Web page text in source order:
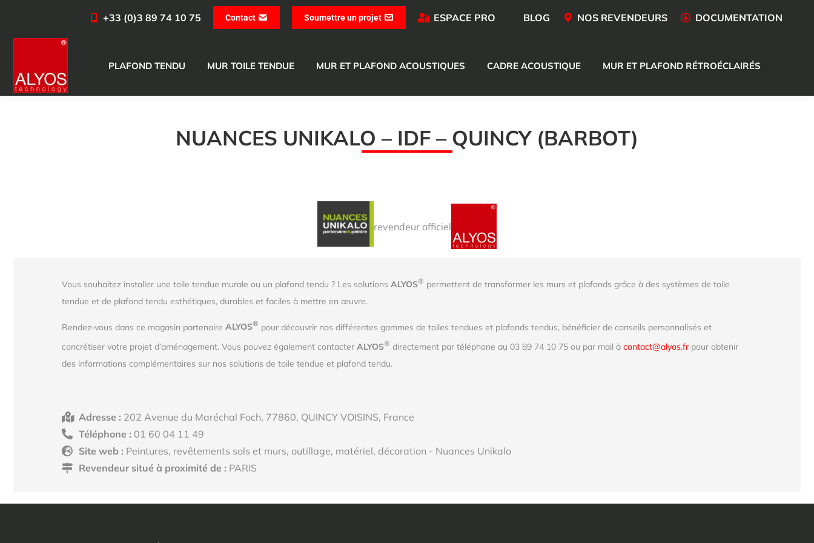
+33 (0)3 89 74 10 75 Contact Soumettre un projet ESPACE PRO BLOG NOS REVENDEURS DOCUMENTATION
PLAFOND TENDU MUR TOILE TENDUE MUR ET PLAFOND ACOUSTIQUES CADRE ACOUSTIQUE MUR ET PLAFOND RÉTROÉCLAIRÉS
NUANCES UNIKALO – IDF – QUINCY (BARBOT)
revendeur officiel
Vous souhaitez installer une toile tendue murale ou un plafond tendu ? Les solutions ALYOS® permettent de transformer les murs et plafonds grâce à des systèmes de toile
tendue et de plafond tendu esthétiques, durables et faciles à mettre en œuvre.
Rendez-vous dans ce magasin partenaire ALYOS® pour découvrir nos différentes gammes de toiles tendues et plafonds tendus, bénéficier de conseils personnalisés et
concrétiser votre projet d’aménagement. Vous pouvez également contacter ALYOS® directement par téléphone au 03 89 74 10 75 ou par mail à contact@alyos.fr pour obtenir
des informations complémentaires sur nos solutions de toile tendue et plafond tendu.
Adresse : 202 Avenue du Maréchal Foch, 77860, QUINCY VOISINS, France
Téléphone : 01 60 04 11 49
Site web : Peintures, revêtements sols et murs, outillage, matériel, décoration - Nuances Unikalo
Revendeur situé à proximité de : PARIS